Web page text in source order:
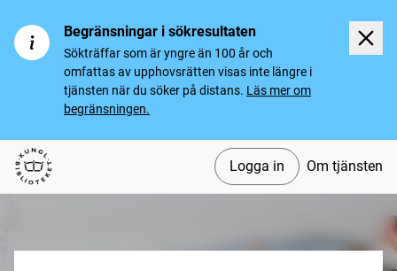
Begränsningar i sökresultaten
Sökträffar som är yngre än 100 år och
omfattas av upphovsrätten visas inte längre i
tjänsten när du söker på distans. Läs mer om
begränsningen.
Svenska tidningar
Logga in Om tjänsten